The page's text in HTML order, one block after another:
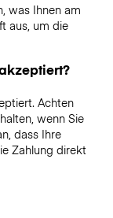
was Ihnen am
aus, um die
Achten
wenn Sie
dass Ihre
Zahlung direkt